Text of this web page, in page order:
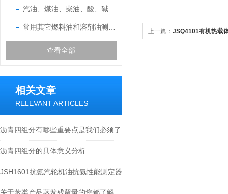
查看全部
相关文章
RELEVANT ARTICLES
沥青四组分有哪些重要点是我们必须了
解的？
沥青四组分的具体意义分析
JSH1601抗氨汽轮机油抗氨性能测定器
的主要技术参数
上一篇： JSQ4101有机热载